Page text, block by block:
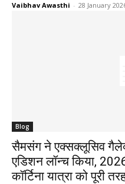
Vaibhav Awasthi - 28 January
Blog
सैमसंग ने एक्‍सक्‍लूसिव
एडिशन लॉन्‍च किया,
कॉर्टिना यात्रा को पूरी